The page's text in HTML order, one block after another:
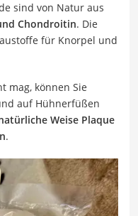
sind von Natur aus
Chondroitin. Die
für Knorpel und
mag, können Sie
auf Hühnerfüßen
Weise Plaque
.